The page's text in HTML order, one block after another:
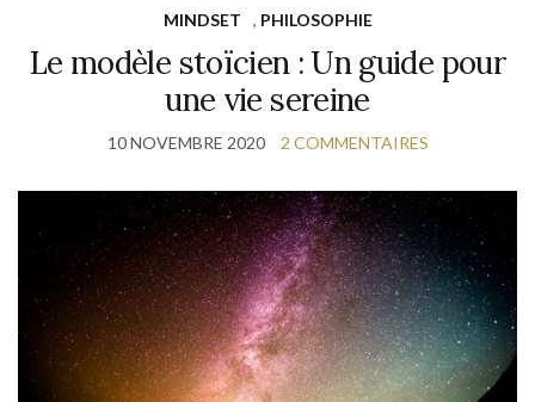
MINDSET , PHILOSOPHIE
Le modèle stoïcien : Un guide pour
une vie sereine
10 NOVEMBRE 2020 2 COMMENTAIRES